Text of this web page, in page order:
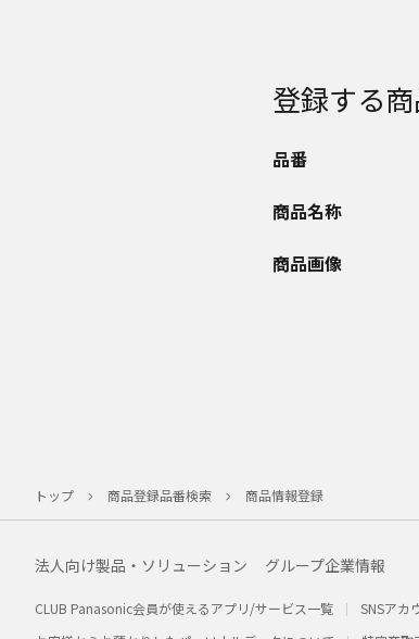
登録する
品番
商品名称
商品画像
トップ 商品登録品番検索 商品情報登録
法人向け製品・ソリューション グループ企業情報
CLUB Panasonic会員が使えるアプリ/サービス一覧 SNSアカ